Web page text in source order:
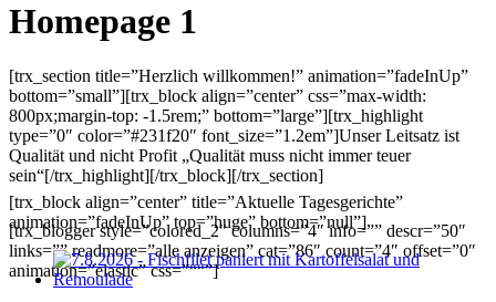
Homepage 1
[trx_section title=”Herzlich willkommen!” animation=”fadeInUp”
bottom=”small”][trx_block align=”center” css=”max-width:
800px;margin-top: -1.5rem;” bottom=”large”][trx_highlight
type=”0″ color=”#231f20″ font_size=”1.2em”]Unser Leitsatz ist
Qualität und nicht Profit „Qualität muss nicht immer teuer
sein“[/trx_highlight][/trx_block][/trx_section]
[trx_blogger style=”colored_2″ columns=”4″ info=”” descr=”50″
links=”” readmore=”alle anzeigen” cat=”86″ count=”4″ offset=”0″
animation=”elastic” css=”““”]
[trx_block align=”center” title=”Aktuelle Tagesgerichte”
animation=”fadeInUp” top=”huge” bottom=”null”]